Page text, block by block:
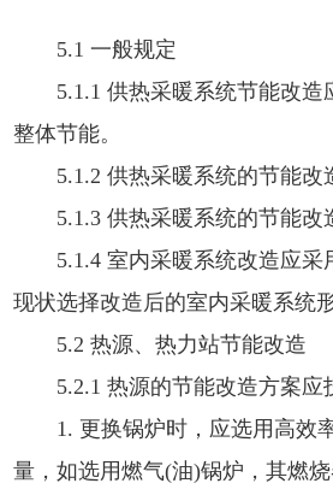
5.1 一般规定
5.1.1 供热采暖系统节能改造
整体节能。
5.1.2 供热采暖系统的节能改
5.1.3 供热采暖系统的节能改
5.1.4 室内采暖系统改造应采
现状选择改造后的室内采暖系统
5.2 热源、热力站节能改造
5.2.1 热源的节能改造方案应
1. 更换锅炉时，应选用高效率
量，如选用燃气(油)锅炉，其燃